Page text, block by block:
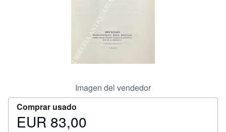
CERRAR
Imagen del vendedor
Comprar usado
Precio
EUR 83,00